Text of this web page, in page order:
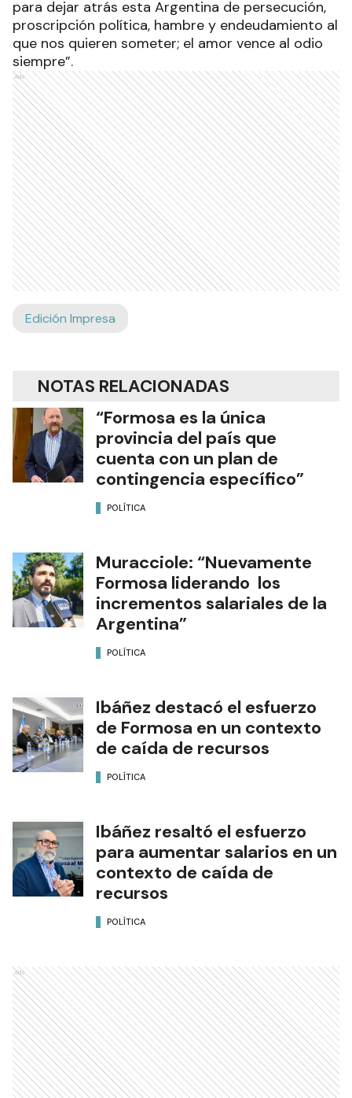
para dejar atrás esta Argentina de persecución,
proscripción política, hambre y endeudamiento al
que nos quieren someter; el amor vence al odio
siempre”.
Ads
Edición Impresa
NOTAS RELACIONADAS
“Formosa es la única
provincia del país que
cuenta con un plan de
contingencia específico”
POLÍTICA
Muracciole: “Nuevamente
Formosa liderando los
incrementos salariales de la
Argentina”
POLÍTICA
Ibáñez destacó el esfuerzo
de Formosa en un contexto
de caída de recursos
POLÍTICA
Ibáñez resaltó el esfuerzo
para aumentar salarios en un
contexto de caída de
recursos
POLÍTICA
Ads